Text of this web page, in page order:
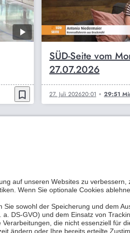
bookmark_border
SÜD-Seite vom
27.07.2026
27. Juli 202620:01 29:51